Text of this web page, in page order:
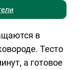
в
Тесто
а готовое